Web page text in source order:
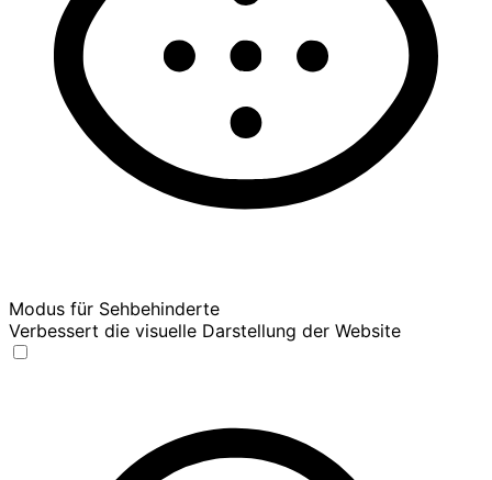
Modus für Sehbehinderte
Verbessert die visuelle Darstellung der Website